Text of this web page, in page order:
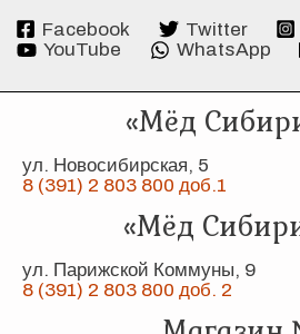
Facebook Twitter
YouTube
WhatsApp
«Мёд
ул. Новосибирская, 5
8 (391) 2 803 800 доб.1
«Мёд
ул. Парижской Коммуны, 9
8 (391) 2 803 800 доб. 2